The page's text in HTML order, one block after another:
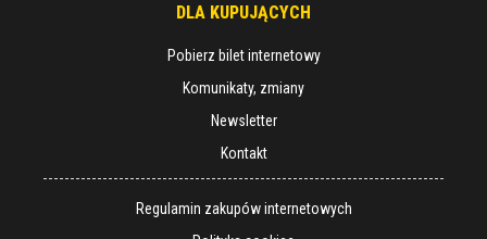
DLA KUPUJĄCYCH
Pobierz bilet internetowy
Komunikaty, zmiany
Newsletter
Kontakt
Regulamin zakupów internetowych